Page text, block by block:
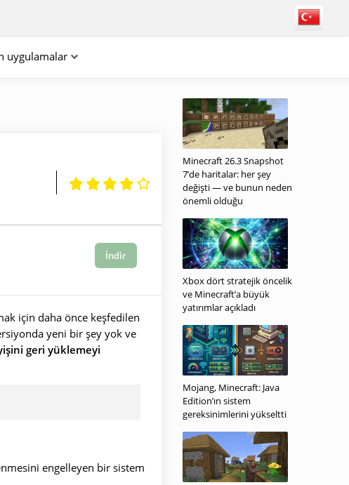
uygulamalar
İndir
için daha önce keşfedilen
yeni bir şey yok ve
geri yüklemeyi
engelleyen bir sistem
Minecraft 26.3 Snapshot
7’de haritalar: her şey
değişti — ve bunun neden
önemli olduğu
Xbox dört stratejik öncelik
ve Minecraft’a büyük
yatırımlar açıkladı
Mojang, Minecraft: Java
Edition’ın sistem
gereksinimlerini yükseltti